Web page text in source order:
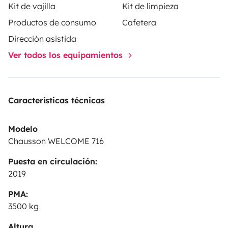
Posibilidad de dejar tu vehículo en el lugar durante el
alquiler bajo cámaras de vigilancia y portón ✨ ¡Joy
solo espera por ti para nuevas aventuras! Con gusto 😊
Vincent&Mélanie
Kit de vajilla
Kit de limpieza
Productos de consumo
Cafetera
Dirección asistida
Ver todos los equipamientos
Características técnicas
Modelo
Chausson WELCOME 716
Puesta en circulación:
2019
PMA:
3500 kg